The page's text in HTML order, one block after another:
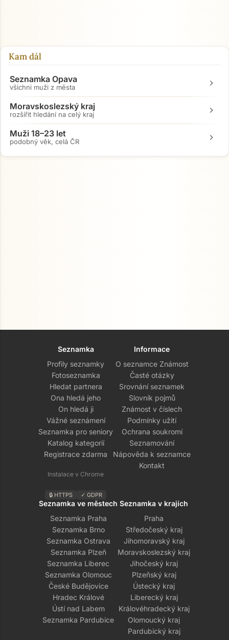
Kam dál
Seznamka Opava
všichni muži z města chevron_right
Moravskoslezský kraj
rozšířit hledání na celý kraj chevron_right
Muži 18–23 let
podobný věk, celá ČR chevron_right
Seznamka
Profily seznamky
Fotoseznamka
Hledat partnera
Ona hledá jeho
On hledá ji
Vážné seznámení
Seznamka pro seniory
Katalog kategorií
Registrace zdarma
Instalace v Chrome
🔒 HTTPS ✓ GDPR
Informace
O seznamce Známost
Časté otázky
Srovnání seznamek
Slovník pojmů
Známost v číslech
Podmínky užití
Ochrana soukromí
Seznamování
Nápověda k seznamce
Kontakt
Seznamka ve městech
Seznamka Praha
Seznamka Brno
Seznamka Ostrava
Seznamka Plzeň
Seznamka Liberec
Seznamka Olomouc
České Budějovice
Hradec Králové
Ústí nad Labem
Seznamka Pardubice
Seznamka v krajích
Praha
Středočeský kraj
Jihomoravský kraj
Moravskoslezský kraj
Jihočeský kraj
Plzeňský kraj
Ústecký kraj
Liberecký kraj
Královéhradecký kraj
Olomoucký kraj
Pardubický kraj